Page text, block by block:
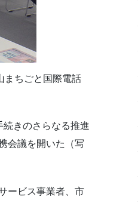
まちごと国際電話
きのさらなる推進
会議を開いた（写
ービス事業者、市